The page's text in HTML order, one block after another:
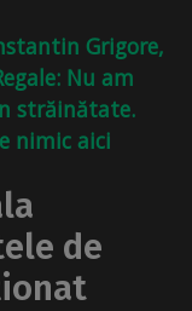
Grigore,
Nu am
străinătate.
nimic aici
de